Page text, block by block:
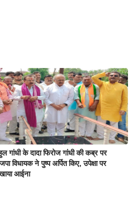
गांधी के दादा फिरोज गांधी की कब्र पर
विधायक ने पुष्प अर्पित किए, उपेक्षा पर
आईना